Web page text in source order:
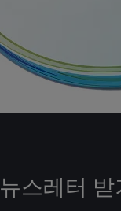
뉴스레터 받